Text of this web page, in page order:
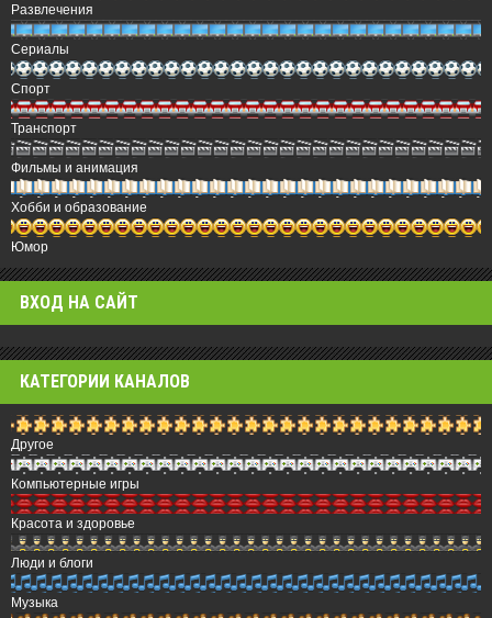
Развлечения
Сериалы
Спорт
Транспорт
Фильмы и анимация
Хобби и образование
Юмор
ВХОД НА САЙТ
КАТЕГОРИИ КАНАЛОВ
Другое
Компьютерные игры
Красота и здоровье
Люди и блоги
Музыка